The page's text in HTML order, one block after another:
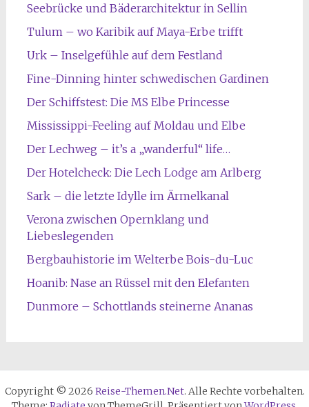
Seebrücke und Bäderarchitektur in Sellin
Tulum – wo Karibik auf Maya-Erbe trifft
Urk – Inselgefühle auf dem Festland
Fine-Dinning hinter schwedischen Gardinen
Der Schiffstest: Die MS Elbe Princesse
Mississippi-Feeling auf Moldau und Elbe
Der Lechweg – it’s a „wanderful“ life…
Der Hotelcheck: Die Lech Lodge am Arlberg
Sark – die letzte Idylle im Ärmelkanal
Verona zwischen Opernklang und
Liebeslegenden
Bergbauhistorie im Welterbe Bois-du-Luc
Hoanib: Nase an Rüssel mit den Elefanten
Dunmore – Schottlands steinerne Ananas
Copyright © 2026 Reise-Themen.Net. Alle Rechte vorbehalten.